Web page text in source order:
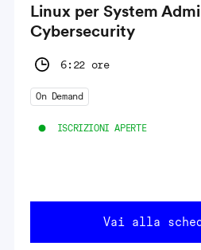
Linux per System
Cybersecurity
6:22 ore
On Demand
ISCRIZIONI APERTE
Vai alla